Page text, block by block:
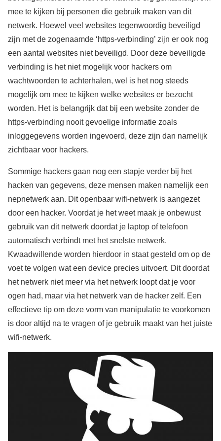
mee te kijken bij personen die gebruik maken van dit
netwerk. Hoewel veel websites tegenwoordig beveiligd
zijn met de zogenaamde ‘https-verbinding’ zijn er ook nog
een aantal websites niet beveiligd. Door deze beveiligde
verbinding is het niet mogelijk voor hackers om
wachtwoorden te achterhalen, wel is het nog steeds
mogelijk om mee te kijken welke websites er bezocht
worden. Het is belangrijk dat bij een website zonder de
https-verbinding nooit gevoelige informatie zoals
inloggegevens worden ingevoerd, deze zijn dan namelijk
zichtbaar voor hackers.
Sommige hackers gaan nog een stapje verder bij het
hacken van gegevens, deze mensen maken namelijk een
nepnetwerk aan. Dit openbaar wifi-netwerk is aangezet
door een hacker. Voordat je het weet maak je onbewust
gebruik van dit netwerk doordat je laptop of telefoon
automatisch verbindt met het snelste netwerk.
Kwaadwillende worden hierdoor in staat gesteld om op de
voet te volgen wat een device precies uitvoert. Dit doordat
het netwerk niet meer via het netwerk loopt dat je voor
ogen had, maar via het netwerk van de hacker zelf. Een
effectieve tip om deze vorm van manipulatie te voorkomen
is door altijd na te vragen of je gebruik maakt van het juiste
wifi-netwerk.